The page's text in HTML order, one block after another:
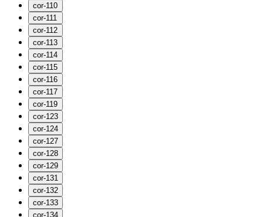
cor-110
cor-111
cor-112
cor-113
cor-114
cor-115
cor-116
cor-117
cor-119
cor-123
cor-124
cor-127
cor-128
cor-129
cor-131
cor-132
cor-133
cor-134